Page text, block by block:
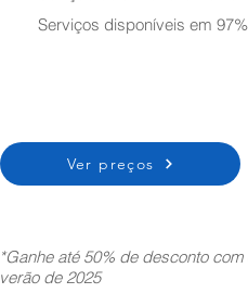
Serviços disponíveis em
Ver preços
*Ganhe até 50% de desconto
verão de 2025